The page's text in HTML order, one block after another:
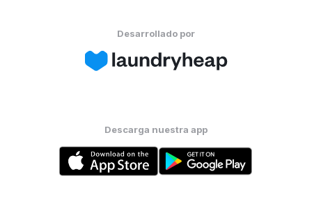
Desarrollado por
Descarga nuestra app